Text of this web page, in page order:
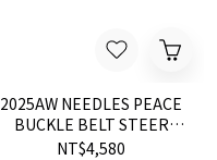
2025AW NEEDLES PEACE
BUCKLE BELT STEER
LTHR 牛皮 皮革 和平符號 皮
NT$4,580